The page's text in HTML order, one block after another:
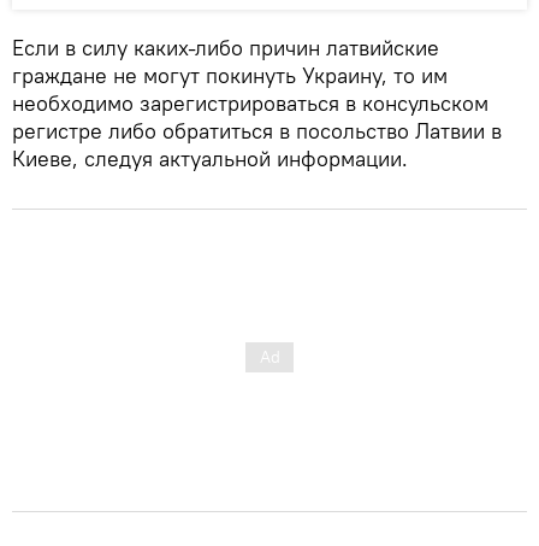
Если в силу каких-либо причин латвийские
граждане не могут покинуть Украину, то им
необходимо зарегистрироваться в консульском
регистре либо обратиться в посольство Латвии в
Киеве, следуя актуальной информации.